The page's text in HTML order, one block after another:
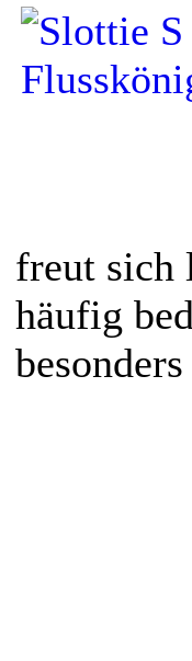
freut sich
häufig